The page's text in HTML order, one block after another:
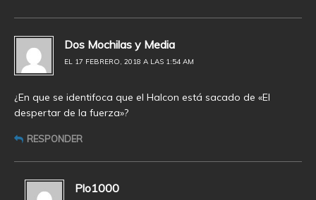
Dos Mochilas y Media
EL 17 FEBRERO, 2018 A LAS 1:54 AM
¿En que se identifoca que el Halcon está sacado de «El
despertar de la fuerza»?
RESPONDER
Plo1000